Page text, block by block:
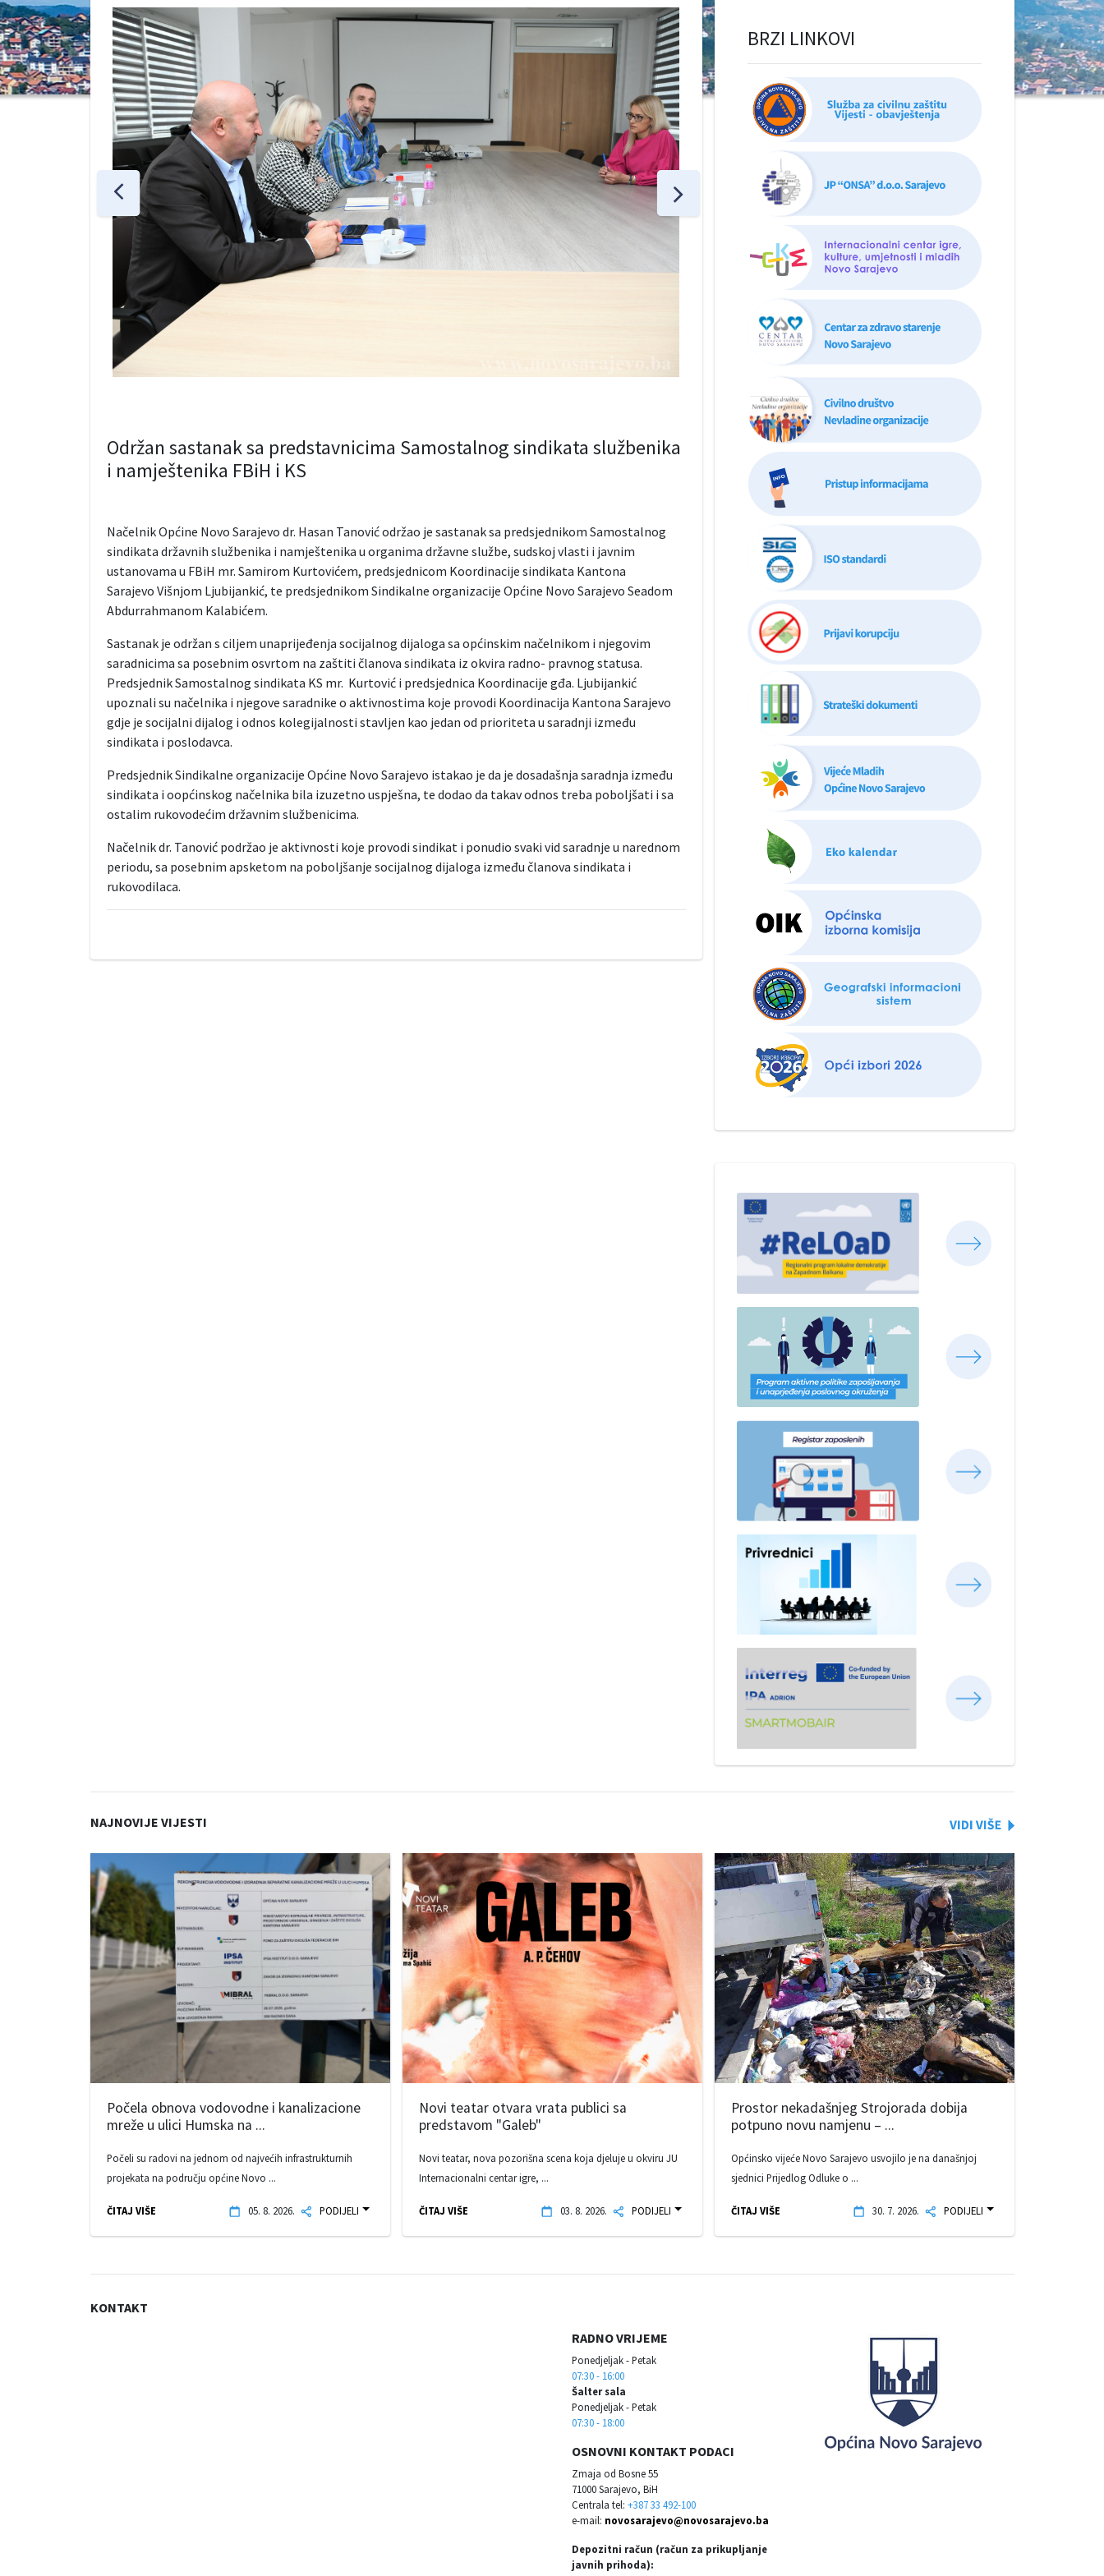
Održan sastanak sa predstavnicima Samostalnog sindikata službenika
i namještenika FBiH i KS
Načelnik Općine Novo Sarajevo dr. Hasan Tanović održao je sastanak sa predsjednikom Samostalnog
sindikata državnih službenika i namještenika u organima državne službe, sudskoj vlasti i javnim
ustanovama u FBiH mr. Samirom Kurtovićem, predsjednicom Koordinacije sindikata Kantona
Sarajevo Višnjom Ljubijankić, te predsjednikom Sindikalne organizacije Općine Novo Sarajevo Seadom
Abdurrahmanom Kalabićem.
Sastanak je održan s ciljem unaprijeđenja socijalnog dijaloga sa općinskim načelnikom i njegovim
saradnicima sa posebnim osvrtom na zaštiti članova sindikata iz okvira radno- pravnog statusa.
Predsjednik Samostalnog sindikata KS mr. Kurtović i predsjednica Koordinacije gđa. Ljubijankić
upoznali su načelnika i njegove saradnike o aktivnostima koje provodi Koordinacija Kantona Sarajevo
gdje je socijalni dijalog i odnos kolegijalnosti stavljen kao jedan od prioriteta u saradnji između
sindikata i poslodavca.
Predsjednik Sindikalne organizacije Općine Novo Sarajevo istakao je da je dosadašnja saradnja između
sindikata i oopćinskog načelnika bila izuzetno uspješna, te dodao da takav odnos treba poboljšati i sa
ostalim rukovodećim državnim službenicima.
Načelnik dr. Tanović podržao je aktivnosti koje provodi sindikat i ponudio svaki vid saradnje u narednom
periodu, sa posebnim apsketom na poboljšanje socijalnog dijaloga između članova sindikata i
rukovodilaca.
BRZI LINKOVI
NAJNOVIJE VIJESTI
Počela obnova vodovodne i kanalizacione
mreže u ulici Humska na ...
Počeli su radovi na jednom od najvećih infrastrukturnih
projekata na području općine Novo ...
ČITAJ VIŠE 05. 8. 2026. PODIJELI
Novi teatar otvara vrata publici sa
predstavom "Galeb"
Novi teatar, nova pozorišna scena koja djeluje u okviru JU
Internacionalni centar igre, ...
ČITAJ VIŠE 03. 8. 2026. PODIJELI
Prostor nekadašnjeg Strojorada dobija
potpuno novu namjenu – ...
Općinsko vijeće Novo Sarajevo usvojilo je na današnjoj
sjednici Prijedlog Odluke o ...
ČITAJ VIŠE 30. 7. 2026. PODIJELI
KONTAKT
RADNO VRIJEME
Ponedjeljak - Petak
07:30 - 16:00
Šalter sala
Ponedjeljak - Petak
07:30 - 18:00
OSNOVNI KONTAKT PODACI
Zmaja od Bosne 55
71000 Sarajevo, BiH
Centrala tel: +387 33 492-100
e-mail: novosarajevo@novosarajevo.ba
Depozitni račun (račun za prikupljanje
javnih prihoda):